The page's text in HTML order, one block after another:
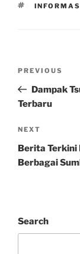
TAGS
Previous
Post
PREVIOUS
Dampak
Terbaru
Next
Post
NEXT
Berita Terkini
Berbagai
Search